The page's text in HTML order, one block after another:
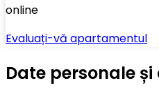
online
Evaluați-vă apartamentul
Date personale